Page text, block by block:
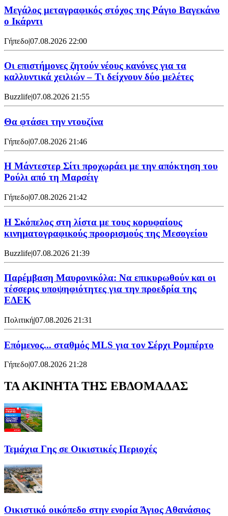
Μεγάλος μεταγραφικός στόχος της Ράγιο Βαγεκάνο
ο Ικάρντι
Γήπεδο|07.08.2026 22:00
Οι επιστήμονες ζητούν νέους κανόνες για τα
καλλυντικά χειλιών – Τι δείχνουν δύο μελέτες
Buzzlife|07.08.2026 21:55
Θα φτάσει την ντουζίνα
Γήπεδο|07.08.2026 21:46
Η Μάντεστερ Σίτι προχωράει με την απόκτηση του
Ρούλι από τη Μαρσέιγ
Γήπεδο|07.08.2026 21:42
Η Σκόπελος στη λίστα με τους κορυφαίους
κινηματογραφικούς προορισμούς της Μεσογείου
Buzzlife|07.08.2026 21:39
Παρέμβαση Μαυρονικόλα: Να επικυρωθούν και οι
τέσσερις υποψηφιότητες για την προεδρία της
ΕΔΕΚ
Πολιτική|07.08.2026 21:31
Επόμενος... σταθμός MLS για τον Σέρχι Ρομπέρτο
Γήπεδο|07.08.2026 21:28
ΤΑ ΑΚΙΝΗΤΑ ΤΗΣ ΕΒΔΟΜΑΔΑΣ
Τεμάχια Γης σε Οικιστικές Περιοχές
Οικιστικό οικόπεδο στην ενορία Άγιος Αθανάσιος